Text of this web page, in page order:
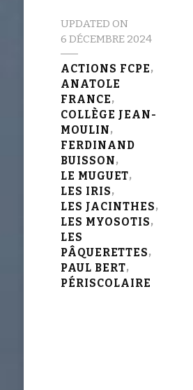
UPDATED ON
6 DÉCEMBRE 2024
ACTIONS FCPE
ANATOLE
FRANCE
COLLÈGE JEAN-
MOULIN
FERDINAND
BUISSON
LE MUGUET
LES IRIS
LES JACINTHES
LES MYOSOTIS
LES
PÂQUERETTES
PAUL BERT
PÉRISCOLAIRE